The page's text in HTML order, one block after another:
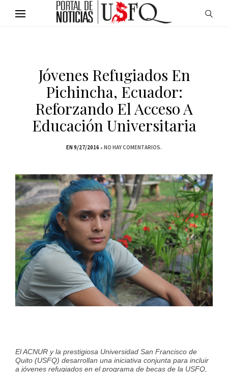
Jóvenes Refugiados En
Pichincha, Ecuador:
Reforzando El Acceso A
Educación Universitaria
EN 9/27/2016 NO HAY COMENTARIOS.
El ACNUR y la prestigiosa Universidad San Francisco de
Quito (USFQ) desarrollan una iniciativa conjunta para incluir
a jóvenes refugiados en el programa de becas de la USFQ,